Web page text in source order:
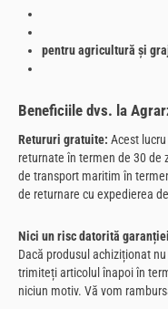
pentru agricultură și
Beneficiile dvs. la
Retururi gratuite: Acest
returnate în termen de 30 de
de transport maritim în
de returnare cu expedierea
Nici un risc datorită
Dacă produsul achiziționat
trimiteți articolul înapoi în
niciun motiv. Vă vom